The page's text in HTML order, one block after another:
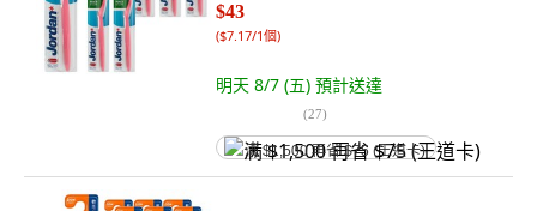
$43
($7.17/1個)
明天 8/7 (五) 預計送達
(27)
满 $1,500 再省 $75 (王道卡)